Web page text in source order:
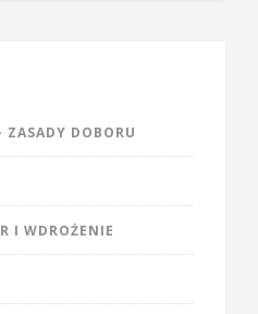
ZASADY DOBORU
I WDROŻENIE